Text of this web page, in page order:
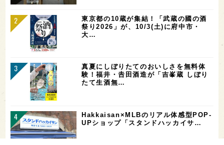
東京都の10蔵が集結！「武蔵の國の酒
祭り2026」が、10/3(土)に府中市・
大…
真夏にしぼりたてのおいしさを無料体
験！福井・𠮷田酒造が「吉峯蔵 しぼり
たて生酒無…
Hakkaisan×MLBのリアル体感型POP-
UPショップ「スタンドハッカイサ…